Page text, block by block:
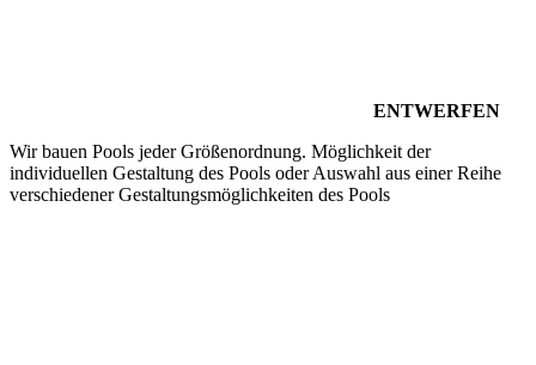
ENTWERFEN
Wir bauen Pools jeder Größenordnung. Möglichkeit der
individuellen Gestaltung des Pools oder Auswahl aus einer Reihe
verschiedener Gestaltungsmöglichkeiten des Pools